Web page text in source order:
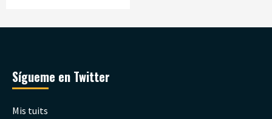
Sígueme en Twitter
Mis tuits